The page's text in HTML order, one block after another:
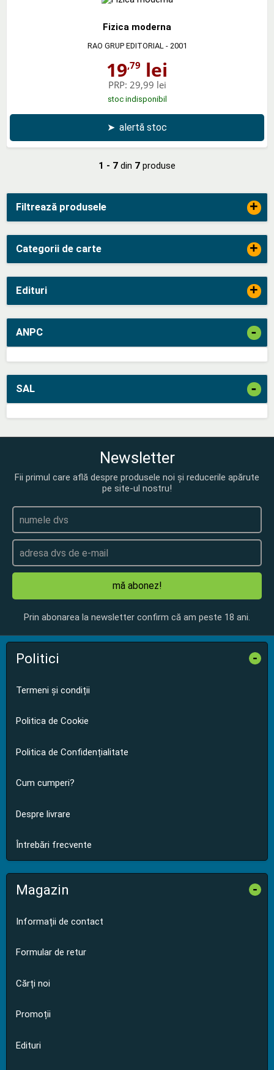
Filtrează produsele +
Categorii de carte +
Edituri +
ANPC -
SAL -
Fizica moderna
RAO GRUP EDITORIAL- 2001
19,79 lei
PRP: 29,99 lei
stoc indisponibil
➤ alertă stoc
1 - 7 din 7 produse
Newsletter
Fii primul care află despre produsele noi și reducerile apărute
pe site-ul nostru!
mă abonez!
Prin abonarea la newsletter confirm că am peste 18 ani.
Politici -
Termeni și condiții
Politica de Cookie
Politica de Confidențialitate
Cum cumperi?
Despre livrare
Întrebări frecvente
Magazin -
Informații de contact
Formular de retur
Cărți noi
Promoții
Edituri